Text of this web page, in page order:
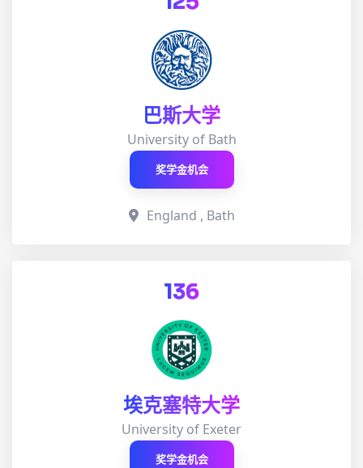
巴斯大学
University of Bath
奖学金机会
England , Bath
136
埃克塞特大学
University of Exeter
奖学金机会